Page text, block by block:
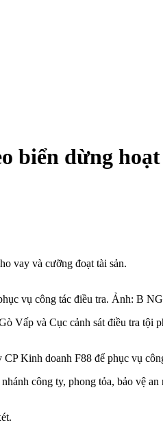
biển dừng
vay và cưỡng đoạt tài sản.
vụ công tác điều tra. Ảnh: B
Vấp và Cục cảnh sát điều tra
Kinh doanh F88 để phục vụ
công ty, phong tỏa, bảo vệ